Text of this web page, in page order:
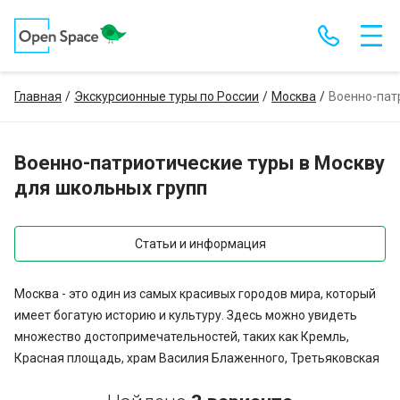
Главная Экскурсионные туры по России Москва Военно-
Военно-патриотические туры в Москву
для школьных групп
Статьи и информация
Москва - это один из самых красивых городов мира, который
имеет богатую историю и культуру. Здесь можно увидеть
множество достопримечательностей, таких как Кремль,
Красная площадь, храм Василия Блаженного, Третьяковская